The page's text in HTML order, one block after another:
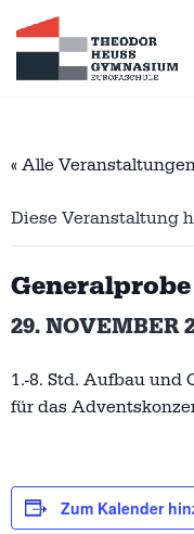
« Alle
Diese Veranstaltung
29. NOVEMBER
1.-8. Std. Aufbau und
für das
Zum Kalender